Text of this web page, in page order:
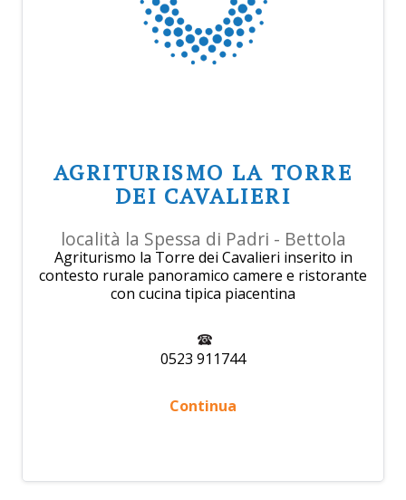
AGRITURISMO LA TORRE
DEI CAVALIERI
località la Spessa di Padri - Bettola
Agriturismo la Torre dei Cavalieri inserito in
contesto rurale panoramico camere e ristorante
con cucina tipica piacentina
0523 911744
Continua